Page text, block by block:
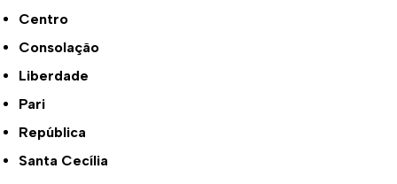
Centro
Consolação
Liberdade
Pari
República
Santa Cecília